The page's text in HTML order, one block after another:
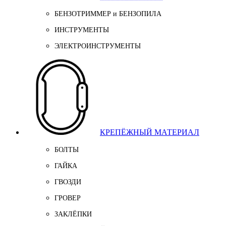
БЕНЗОТРИММЕР и БЕНЗОПИЛА
ИНСТРУМЕНТЫ
ЭЛЕКТРОИНСТРУМЕНТЫ
КРЕПЁЖНЫЙ МАТЕРИАЛ
БОЛТЫ
ГАЙКА
ГВОЗДИ
ГРОВЕР
ЗАКЛЁПКИ